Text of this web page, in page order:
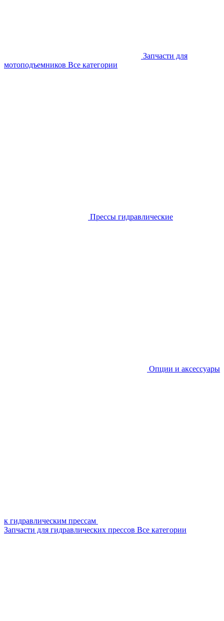
Запчасти для
мотоподъемников Все категории
Прессы гидравлические
Опции и аксессуары
к гидравлическим прессам
Запчасти для гидравлических прессов Все категории